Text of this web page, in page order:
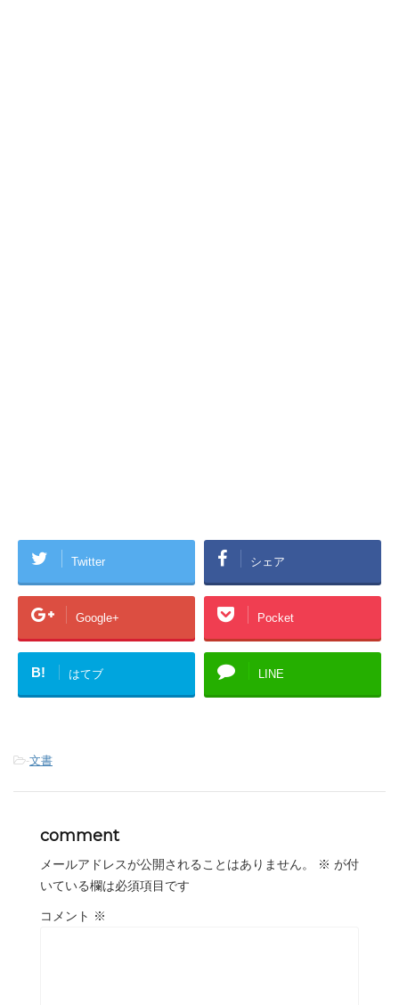
Twitter シェア
Google+ Pocket
B! はてブ LINE
-文書
comment
メールアドレスが公開されることはありません。 ※ が付
いている欄は必須項目です
コメント ※